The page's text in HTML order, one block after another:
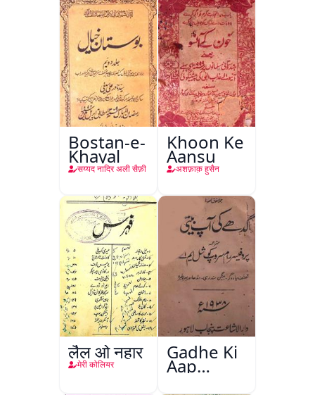
Bostan-e-
Khayal
सय्यद नादिर अली सैफ़ी
Khoon Ke
Aansu
अशफ़ाक़ हुसैन
लैल ओ नहार
मेरी कोलियर
Gadhe Ki
Aap
Beetee